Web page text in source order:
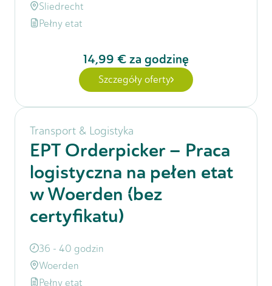
Sliedrecht
Pełny etat
14,99 €za godzinę
Szczegóły oferty
Transport & Logistyka
EPT Orderpicker – Praca
logistyczna na pełen etat
w Woerden (bez
certyfikatu)
36 - 40 godzin
Woerden
Pełny etat